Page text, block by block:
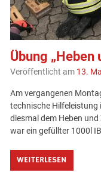
Übung „Heben
Veröffentlicht am 13.
Am vergangenen
technische
diesmal dem Heben
war ein gefüllter 1000l
WEITERLESEN